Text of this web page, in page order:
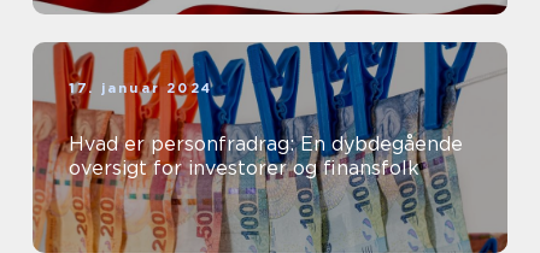
17. januar 2024
Hvad er personfradrag: En dybdegående
oversigt for investorer og finansfolk